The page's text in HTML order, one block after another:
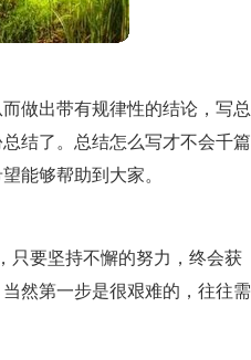
做出带有规律性的结论，写总
结了。总结怎么写才不会千篇
能够帮助到大家。
只要坚持不懈的努力，终会获
然第一步是很艰难的，往往需